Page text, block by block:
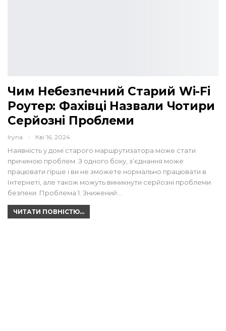
Чим Небезпечний Старий Wi-Fi
Роутер: Фахівці Назвали Чотири
Серйозні Проблеми
Iryna Кві 16, 2024
Наявність у домі старого маршрутизатора може стати
причиною проблем. З одного боку, з’єднання може
працювати гірше і ви не зможете нормально працювати в
Інтернеті, але також можуть виникнути серйозні проблеми
безпеки. Проблема 1. Знижений…
ЧИТАТИ ПОВНІСТЮ...